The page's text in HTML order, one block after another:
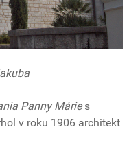
Panny Máries
v roku 1906 architekt